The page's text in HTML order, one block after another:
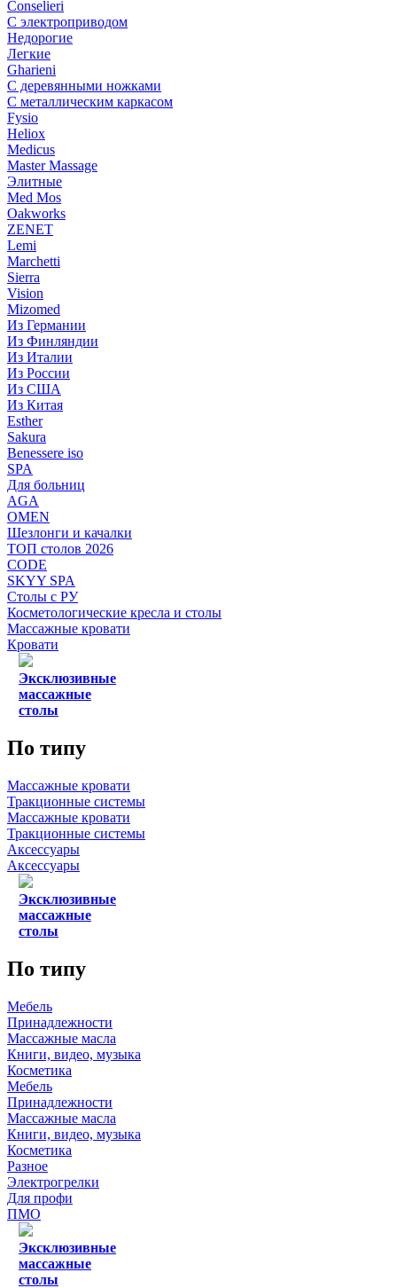
Conselieri
С электроприводом
Недорогие
Легкие
Gharieni
С деревянными ножками
С металлическим каркасом
Fysio
Heliox
Medicus
Master Massage
Элитные
Med Mos
Oakworks
ZENET
Lemi
Marchetti
Sierra
Vision
Mizomed
Из Германии
Из Финляндии
Из Италии
Из России
Из США
Из Китая
Esther
Sakura
Benessere iso
SPA
Для больниц
AGA
OMEN
Шезлонги и качалки
ТОП столов 2026
CODE
SKYY SPA
Столы с РУ
Косметологические кресла и столы
Массажные кровати
Кровати
Эксклюзивные
массажные
столы
По типу
Массажные кровати
Тракционные системы
Массажные кровати
Тракционные системы
Аксессуары
Аксессуары
Эксклюзивные
массажные
столы
По типу
Мебель
Принадлежности
Массажные масла
Книги, видео, музыка
Косметика
Мебель
Принадлежности
Массажные масла
Книги, видео, музыка
Косметика
Разное
Электрогрелки
Для профи
ПМО
Эксклюзивные
массажные
столы